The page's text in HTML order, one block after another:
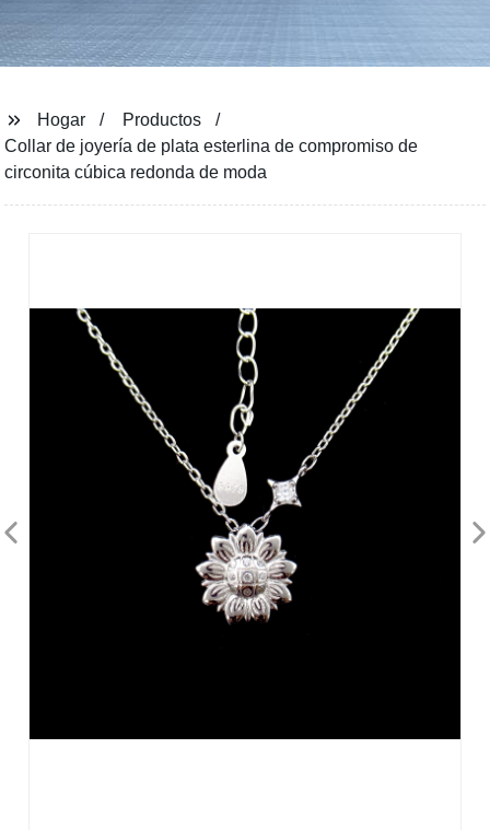
Hogar
Productos
Collar de joyería de plata esterlina de compromiso de
circonita cúbica redonda de moda